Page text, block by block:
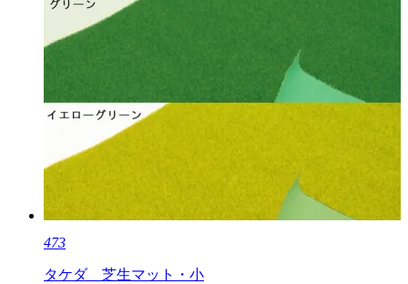
473
タケダ 芝生マット・小